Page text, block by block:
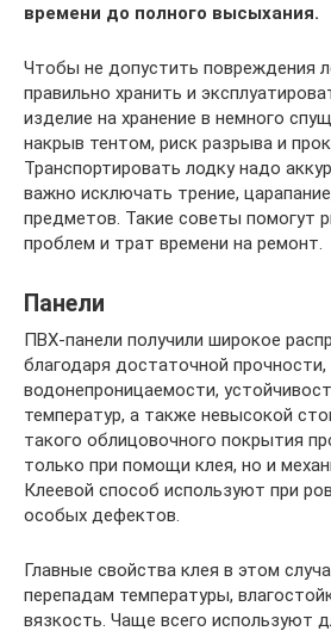
времени до полного высыхания.
Чтобы не допустить повреждения
правильно хранить и
изделие на хранение в немного
накрыв тентом, риск разрыва и
Транспортировать лодку надо
важно исключать трение,
предметов. Такие советы помогут
проблем и трат времени на ремонт.
Панели
ПВХ-панели получили широкое
благодаря достаточной прочности,
водонепроницаемости,
температур, а также невысокой
такого облицовочного покрытия
только при помощи клея, но и
Клеевой способ используют при
особых дефектов.
Главные свойства клея в этом
перепадам температуры,
вязкость. Чаще всего используют